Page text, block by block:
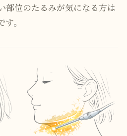
部位のたるみが気になる方は
。